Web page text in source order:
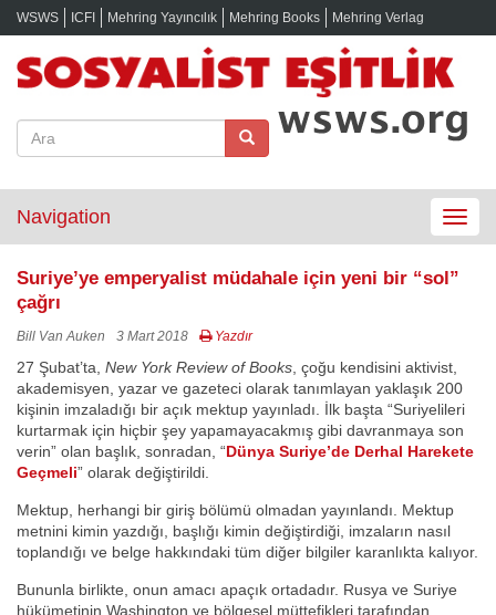
WSWS ICFI Mehring Yayıncılık Mehring Books Mehring Verlag
Toggle
Navigation
Suriye’ye emperyalist müdahale için yeni bir “sol”
çağrı
Bill Van Auken 3 Mart 2018 Yazdır
27 Şubat’ta, New York Review of Books, çoğu kendisini aktivist,
akademisyen, yazar ve gazeteci olarak tanımlayan yaklaşık 200
kişinin imzaladığı bir açık mektup yayınladı. İlk başta “Suriyelileri
kurtarmak için hiçbir şey yapamayacakmış gibi davranmaya son
verin” olan başlık, sonradan, “Dünya Suriye’de Derhal Harekete
Geçmeli” olarak değiştirildi.
Mektup, herhangi bir giriş bölümü olmadan yayınlandı. Mektup
metnini kimin yazdığı, başlığı kimin değiştirdiği, imzaların nasıl
toplandığı ve belge hakkındaki tüm diğer bilgiler karanlıkta kalıyor.
Bununla birlikte, onun amacı apaçık ortadadır. Rusya ve Suriye
hükümetinin Washington ve bölgesel müttefikleri tarafından